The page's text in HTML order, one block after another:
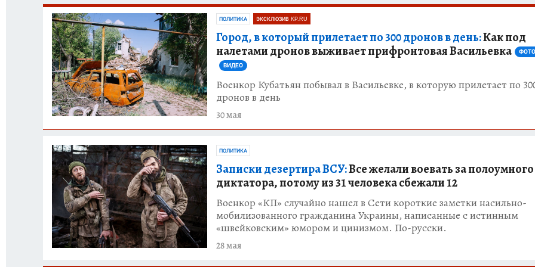
ПОЛИТИКА ЭКСКЛЮЗИВ KP.RU
Город, в который прилетает по 300 дронов в день:Как под
налетами дронов выживает прифронтовая Васильевка
ФОТО
ВИДЕО
Военкор Кубатьян побывал в Васильевке, в которую прилетает по
дронов в день
30 мая
ПОЛИТИКА
Записки дезертира ВСУ:Все желали воевать за полоумного
диктатора, потому из 31 человека сбежали 12
Военкор «КП» случайно нашел в Сети короткие заметки насильно-
мобилизованного гражданина Украины, написанные с истинным
«швейковским» юмором и цинизмом. По-русски.
28 мая